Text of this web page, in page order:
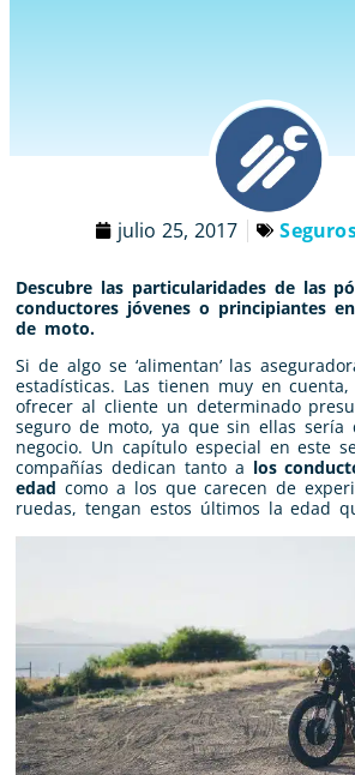
julio 25, 2017
Descubre las particularidades de las
conductores jóvenes o principiantes
de moto.
Si de algo se ‘alimentan’ las
estadísticas. Las tienen muy en
ofrecer al cliente un determinado
seguro de moto, ya que sin ellas sería
negocio. Un capítulo especial en este
compañías dedican tanto a los
edad como a los que carecen de
ruedas, tengan estos últimos la edad